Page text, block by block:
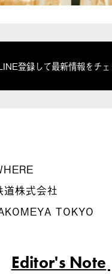
登録して最新情報をチェ
道株式会社
TOKYO
Editor's Note